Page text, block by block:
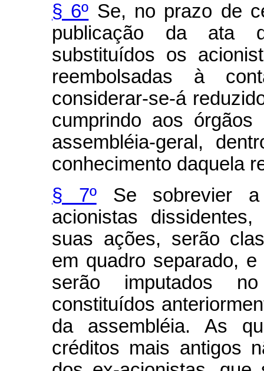
§ 6º Se, no prazo de
publicação da ata
substituídos os
reembolsadas à
considerar-se-á
cumprindo aos
assembléia-geral,
conhecimento daquela
§ 7ºSe sobrevier a
acionistas
suas ações, serão
em quadro separado,
serão imputados
constituídos
da assembléia. As
créditos mais antigos